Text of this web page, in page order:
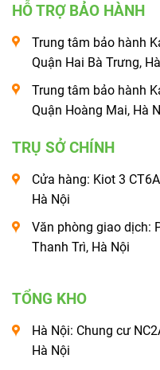
HỖ TRỢ BẢO HÀNH
Trung tâm bảo hành
Quận Hai Bà Trưng,
Trung tâm bảo hành
Quận Hoàng Mai, Hà
TRỤ SỞ CHÍNH
Cửa hàng: Kiot 3
Hà Nội
Văn phòng giao dịch:
Thanh Trì, Hà Nội
TỔNG KHO
Hà Nội: Chung cư
Hà Nội